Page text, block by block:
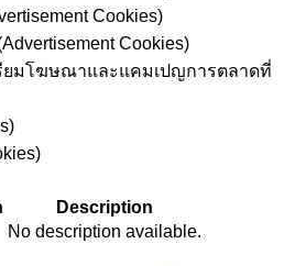
Cookies)
Cookies)
ยมโฆษณาและแคมเปญการตลาดที่
Description
No description available.